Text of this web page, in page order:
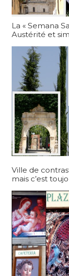
La « Semana
Austérité et
Ville de
mais c’est